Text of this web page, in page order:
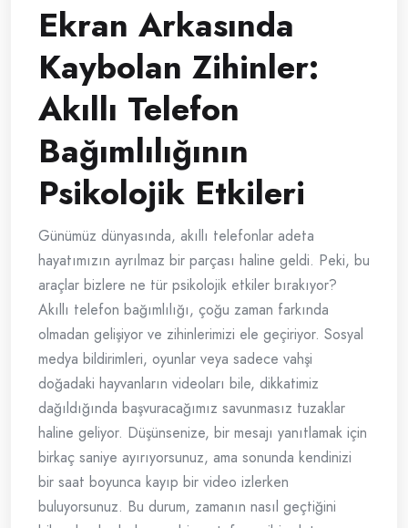
Ekran Arkasında
Kaybolan Zihinler:
Akıllı Telefon
Bağımlılığının
Psikolojik Etkileri
Günümüz dünyasında, akıllı telefonlar adeta
hayatımızın ayrılmaz bir parçası haline geldi. Peki, bu
araçlar bizlere ne tür psikolojik etkiler bırakıyor?
Akıllı telefon bağımlılığı, çoğu zaman farkında
olmadan gelişiyor ve zihinlerimizi ele geçiriyor. Sosyal
medya bildirimleri, oyunlar veya sadece vahşi
doğadaki hayvanların videoları bile, dikkatimiz
dağıldığında başvuracağımız savunmasız tuzaklar
haline geliyor. Düşünsenize, bir mesajı yanıtlamak için
birkaç saniye ayırıyorsunuz, ama sonunda kendinizi
bir saat boyunca kayıp bir video izlerken
buluyorsunuz. Bu durum, zamanın nasıl geçtiğini